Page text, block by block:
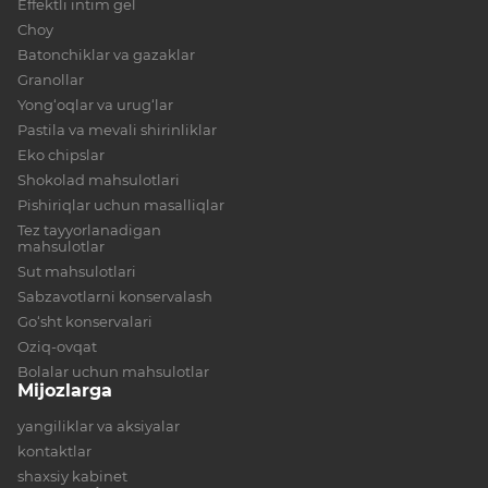
Effektli intim gel
Choy
Batonchiklar va gazaklar
Granollar
Yong‘oqlar va urug‘lar
Pastila va mevali shirinliklar
Eko chipslar
Shokolad mahsulotlari
Pishiriqlar uchun masalliqlar
Tez tayyorlanadigan
mahsulotlar
Sut mahsulotlari
Sabzavotlarni konservalash
Go‘sht konservalari
Oziq-ovqat
Bolalar uchun mahsulotlar
Mijozlarga
yangiliklar va aksiyalar
kontaktlar
shaxsiy kabinet